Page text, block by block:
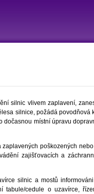
silnic vlivem zaplavení,
silnice, požádá
místní úpravu
poškozených
zajišťovacích a
silnic a mostů
tabule/cedule o uzavírce,